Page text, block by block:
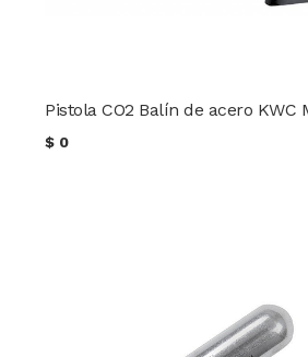
$ 0